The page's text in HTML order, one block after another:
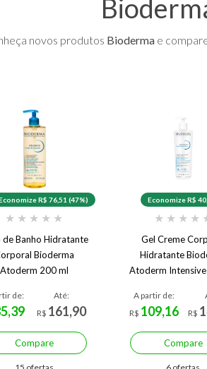
novos produtos Biodermae
R$ 76,51 (47%)
★ ★ ★ ★ ★
de Banho Hidratante
Bioderma
Atoderm 200 ml
de:
Até:
R$ 161,90
Compare
Economize R$
★ ★ ★ ★
Gel Creme
Hidratante
Atoderm
A partir de:
R$ 109,16
R$
Compare